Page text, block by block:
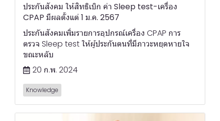
ประกันสังคม ให้สิทธิเบิก ค่า Sleep test-เครื่อง
CPAP มีผลตั้งแต่ 1 ม.ค. 2567
ประกันสังคมเพิ่มรายการอุปกรณ์เครื่อง CPAP การ
ตรวจ Sleep test ให้ผู้ประกันตนที่มีภาวะหยุดหายใจ
ขณะหลับ
20 ก.พ. 2024
Knowledge